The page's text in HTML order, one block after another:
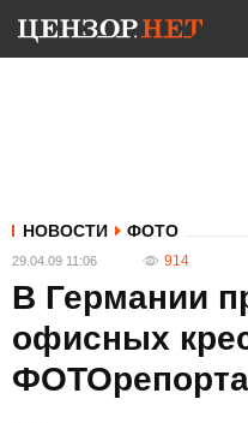
НОВОСТИ ФОТО
29.04.09 11:06 914
В Германии
офисных